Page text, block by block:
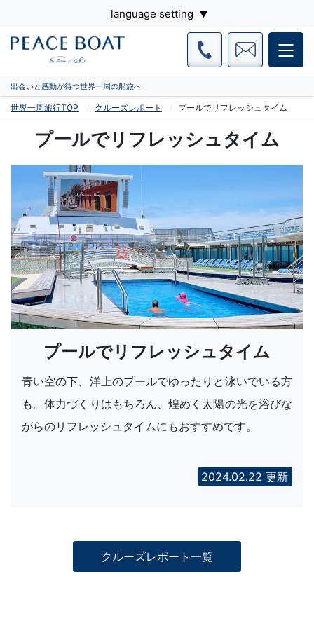
language setting
出会いと感動が待つ世界一周の船旅へ
世界一周旅行TOP クルーズレポート プールでリフレッシュタイム
プールでリフレッシュタイム
プールでリフレッシュタイム
青い空の下、洋上のプールでゆったりと泳いでいる方
も。体力づくりはもちろん、煌めく太陽の光を浴びな
がらのリフレッシュタイムにもおすすめです。
2024.02.22 更新
クルーズレポート一覧